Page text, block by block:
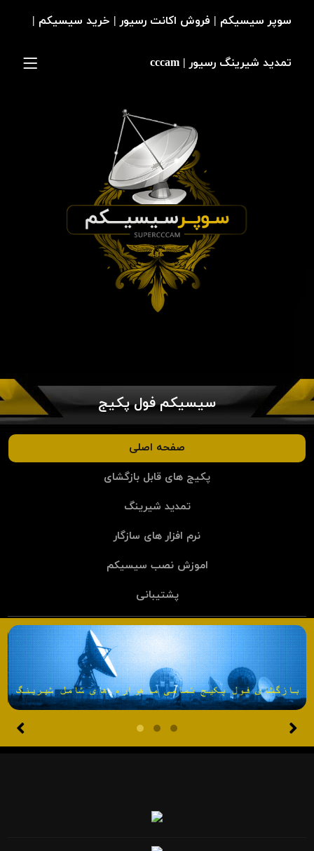
سیسیکم فول پکیج
صفحه اصلی
پکیج های قابل بازگشای
تمدید شیرینگ
نرم افزار های سازگار
اموزش نصب سیسیکم
پشتیبانی
سوپر سیسیکم | فروش اکانت رسیور | خرید سیسیکم |
تمدید شیرینگ رسیور | cccam